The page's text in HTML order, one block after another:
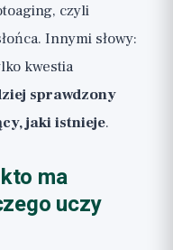
czyli
Innymi słowy:
kwestia
sprawdzony
jaki istnieje.
ma
uczy